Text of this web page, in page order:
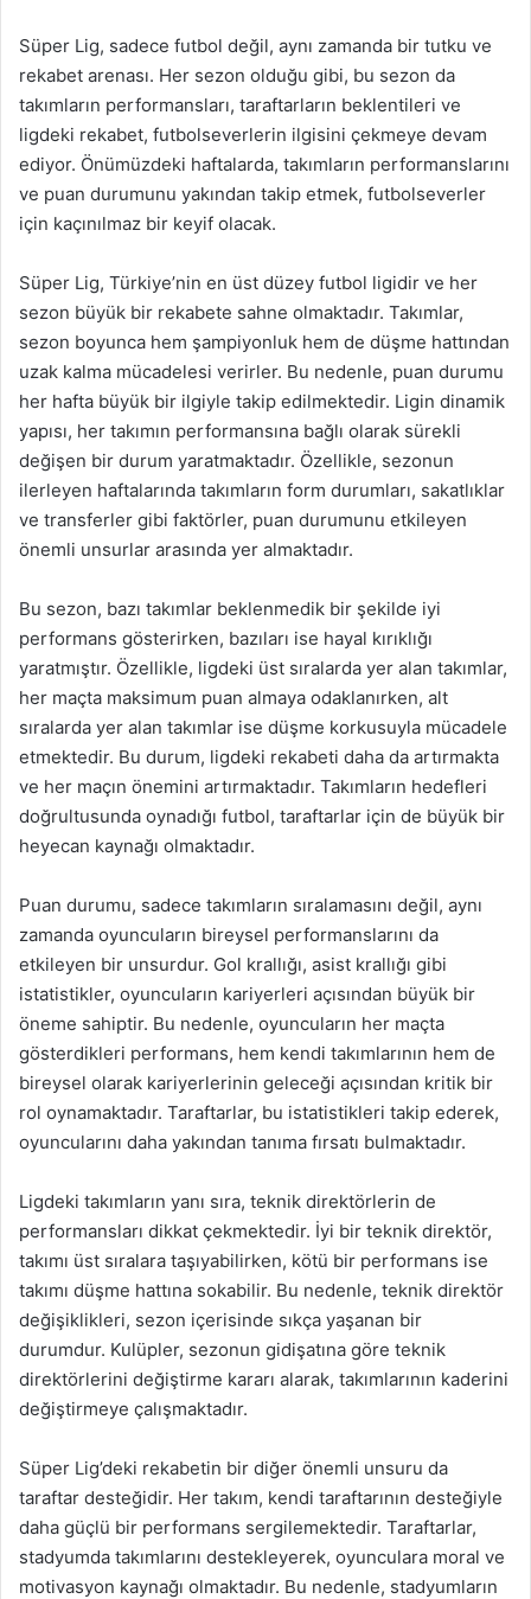
Süper Lig, sadece futbol değil, aynı zamanda bir tutku ve
rekabet arenası. Her sezon olduğu gibi, bu sezon da
takımların performansları, taraftarların beklentileri ve
ligdeki rekabet, futbolseverlerin ilgisini çekmeye devam
ediyor. Önümüzdeki haftalarda, takımların performanslarını
ve puan durumunu yakından takip etmek, futbolseverler
için kaçınılmaz bir keyif olacak.
Süper Lig, Türkiye’nin en üst düzey futbol ligidir ve her
sezon büyük bir rekabete sahne olmaktadır. Takımlar,
sezon boyunca hem şampiyonluk hem de düşme hattından
uzak kalma mücadelesi verirler. Bu nedenle, puan durumu
her hafta büyük bir ilgiyle takip edilmektedir. Ligin dinamik
yapısı, her takımın performansına bağlı olarak sürekli
değişen bir durum yaratmaktadır. Özellikle, sezonun
ilerleyen haftalarında takımların form durumları, sakatlıklar
ve transferler gibi faktörler, puan durumunu etkileyen
önemli unsurlar arasında yer almaktadır.
Bu sezon, bazı takımlar beklenmedik bir şekilde iyi
performans gösterirken, bazıları ise hayal kırıklığı
yaratmıştır. Özellikle, ligdeki üst sıralarda yer alan takımlar,
her maçta maksimum puan almaya odaklanırken, alt
sıralarda yer alan takımlar ise düşme korkusuyla mücadele
etmektedir. Bu durum, ligdeki rekabeti daha da artırmakta
ve her maçın önemini artırmaktadır. Takımların hedefleri
doğrultusunda oynadığı futbol, taraftarlar için de büyük bir
heyecan kaynağı olmaktadır.
Puan durumu, sadece takımların sıralamasını değil, aynı
zamanda oyuncuların bireysel performanslarını da
etkileyen bir unsurdur. Gol krallığı, asist krallığı gibi
istatistikler, oyuncuların kariyerleri açısından büyük bir
öneme sahiptir. Bu nedenle, oyuncuların her maçta
gösterdikleri performans, hem kendi takımlarının hem de
bireysel olarak kariyerlerinin geleceği açısından kritik bir
rol oynamaktadır. Taraftarlar, bu istatistikleri takip ederek,
oyuncularını daha yakından tanıma fırsatı bulmaktadır.
Ligdeki takımların yanı sıra, teknik direktörlerin de
performansları dikkat çekmektedir. İyi bir teknik direktör,
takımı üst sıralara taşıyabilirken, kötü bir performans ise
takımı düşme hattına sokabilir. Bu nedenle, teknik direktör
değişiklikleri, sezon içerisinde sıkça yaşanan bir
durumdur. Kulüpler, sezonun gidişatına göre teknik
direktörlerini değiştirme kararı alarak, takımlarının kaderini
değiştirmeye çalışmaktadır.
Süper Lig’deki rekabetin bir diğer önemli unsuru da
taraftar desteğidir. Her takım, kendi taraftarının desteğiyle
daha güçlü bir performans sergilemektedir. Taraftarlar,
stadyumda takımlarını destekleyerek, oyunculara moral ve
motivasyon kaynağı olmaktadır. Bu nedenle, stadyumların